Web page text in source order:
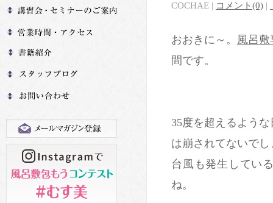
COCHAE | コメント(0) |
おおきに～。 風呂
間です。
35度を超えるよう
は崩されてないで
台風も発生してい
ね。